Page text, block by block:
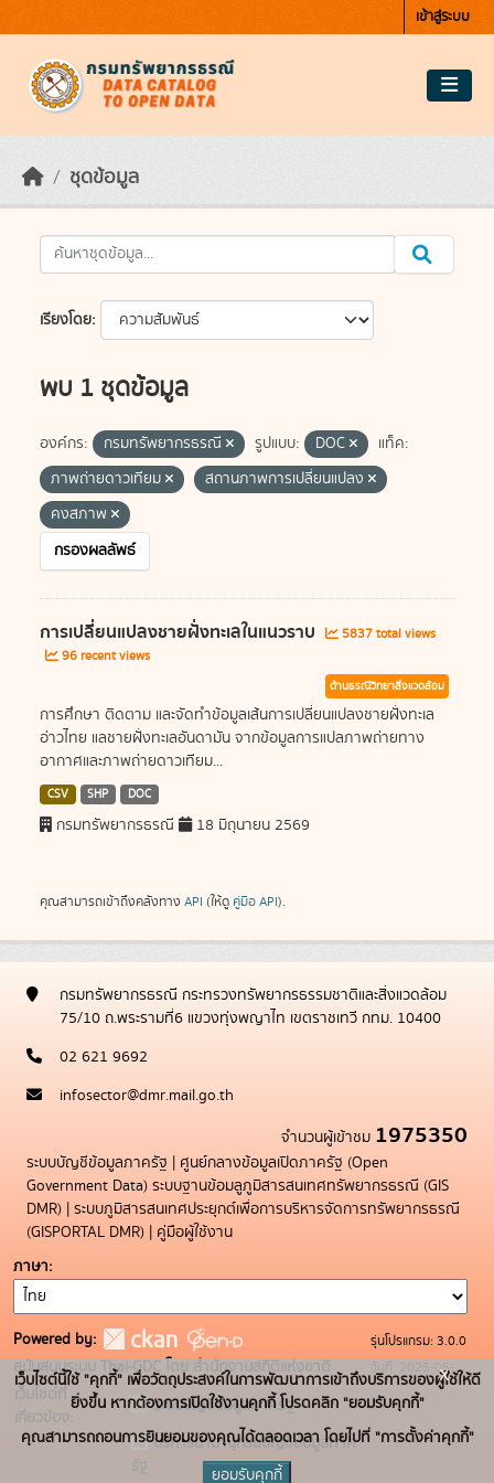
เข้าสู่ระบบ
ชุดข้อมูล
เรียงโดย
พบ 1 ชุดข้อมูล
องค์กร: กรมทรัพยากรธรณี รูปแบบ: DOC
แท็ค:
ภาพถ่ายดาวเทียม
สถานภาพการเปลี่ยนแปลง
คงสภาพ
กรองผลลัพธ์
การเปลี่ยนแปลงชายฝั่งทะเลในแนวราบ
5837 total views
96 recent views
ด้านธรณีวิทยาสิ่งแวดล้อม
การศึกษา ติดตาม และจัดทำข้อมูลเส้นการเปลี่ยนแปลงชายฝั่งทะเล
อ่าวไทย แลชายฝั่งทะเลอันดามัน จากข้อมูลการแปลภาพถ่ายทาง
อากาศและภาพถ่ายดาวเทียม...
CSV SHP DOC
กรมทรัพยากรธรณี 18 มิถุนายน 2569
คุณสามารถเข้าถึงคลังทาง API (ให้ดู คู่มือ API).
กรมทรัพยากรธรณี กระทรวงทรัพยากรธรรมชาติและสิ่งแวดล้อม
75/10 ถ.พระรามที่6 แขวงทุ่งพญาไท เขตราชเทวี กทม. 10400
02 621 9692
infosector@dmr.mail.go.th
จำนวนผู้เข้าชม 1975350
ระบบบัญชีข้อมูลภาครัฐ | ศูนย์กลางข้อมูลเปิดภาครัฐ (Open
Government Data) ระบบฐานข้อมลูภูมิสารสนเทศทรัพยากรธรณี (GIS
DMR) | ระบบภูมิสารสนเทศประยุกต์เพื่อการบริหารจัดการทรัพยากรธรณี
(GISPORTAL DMR) | คู่มือผู้ใช้งาน
ภาษา
Powered by:
สนับสนุนระบบ Thai-GDC โดย สำนักงานสถิติแห่งชาติ
เว็บไซต์ที่
เกี่ยวข้อง:
ระบบบัญชีข้อมูลภาครัฐ
บริการนามานุกรมบัญชีข้อมูลภาค
รัฐ
รุ่นโปรแกรม: 3.0.0
วันที่: 2025-05-
19
เว็บไซต์นี้ใช้ "คุกกี้" เพื่อวัตถุประสงค์ในการพัฒนาการเข้าถึงบริการของผู้ใช้ให้ดี
ยิ่งขึ้น หากต้องการเปิดใช้งานคุกกี้ โปรดคลิก "ยอมรับคุกกี้"
คุณสามารถถอนการยินยอมของคุณได้ตลอดเวลา โดยไปที่ "การตั้งค่าคุกกี้"
ยอมรับคุกกี้
x